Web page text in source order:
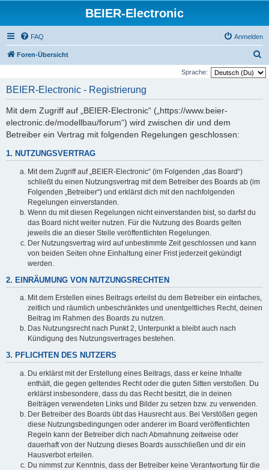
BEIER-Electronic
FAQ Anmelden
Foren-Übersicht
u
Sprache:
BEIER-Electronic - Registrierung
Mit dem Zugriff auf „BEIER-Electronic“ („https://www.beier-
electronic.de/modellbau/forum“) wird zwischen dir und dem
Betreiber ein Vertrag mit folgenden Regelungen geschlossen:
1. NUTZUNGSVERTRAG
Mit dem Zugriff auf „BEIER-Electronic“ (im Folgenden „das Board“)
schließt du einen Nutzungsvertrag mit dem Betreiber des Boards ab (im
Folgenden „Betreiber“) und erklärst dich mit den nachfolgenden
Regelungen einverstanden.
Wenn du mit diesen Regelungen nicht einverstanden bist, so darfst du
das Board nicht weiter nutzen. Für die Nutzung des Boards gelten
jeweils die an dieser Stelle veröffentlichten Regelungen.
Der Nutzungsvertrag wird auf unbestimmte Zeit geschlossen und kann
von beiden Seiten ohne Einhaltung einer Frist jederzeit gekündigt
werden.
2. EINRÄUMUNG VON NUTZUNGSRECHTEN
Mit dem Erstellen eines Beitrags erteilst du dem Betreiber ein einfaches,
zeitlich und räumlich unbeschränktes und unentgeltliches Recht, deinen
Beitrag im Rahmen des Boards zu nutzen.
Das Nutzungsrecht nach Punkt 2, Unterpunkt a bleibt auch nach
Kündigung des Nutzungsvertrages bestehen.
3. PFLICHTEN DES NUTZERS
Du erklärst mit der Erstellung eines Beitrags, dass er keine Inhalte
enthält, die gegen geltendes Recht oder die guten Sitten verstoßen. Du
erklärst insbesondere, dass du das Recht besitzt, die in deinen
Beiträgen verwendeten Links und Bilder zu setzen bzw. zu verwenden.
Der Betreiber des Boards übt das Hausrecht aus. Bei Verstößen gegen
diese Nutzungsbedingungen oder anderer im Board veröffentlichten
Regeln kann der Betreiber dich nach Abmahnung zeitweise oder
dauerhaft von der Nutzung dieses Boards ausschließen und dir ein
Hausverbot erteilen.
Du nimmst zur Kenntnis, dass der Betreiber keine Verantwortung für die